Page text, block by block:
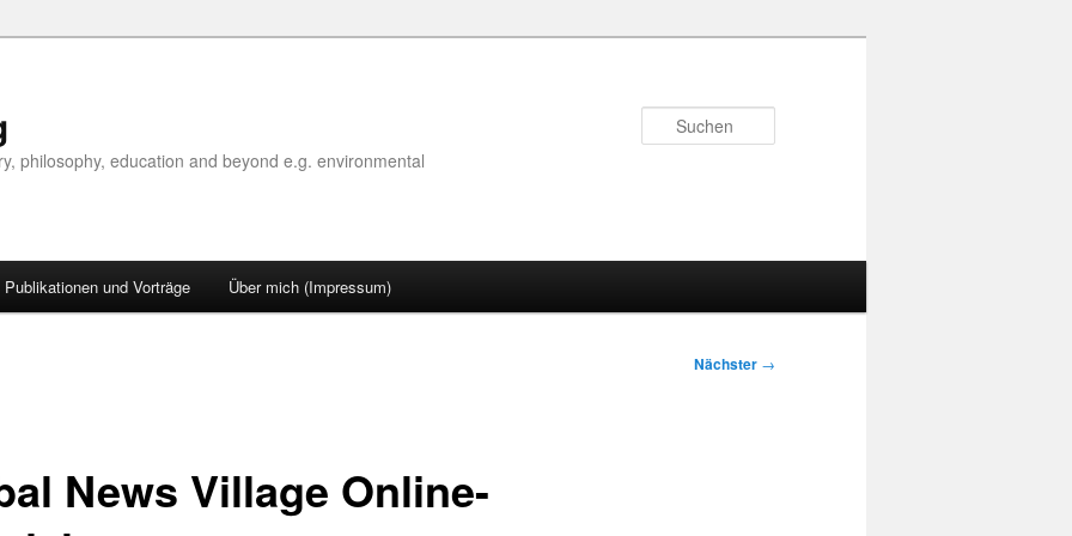
philosophy, education and beyond e.g. environmental
Publikationen und Vorträge Über mich (Impressum)
Nächster →
News Village Online-